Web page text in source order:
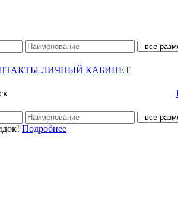
ЛИЧНЫЙ КАБИНЕТ
Подробнее